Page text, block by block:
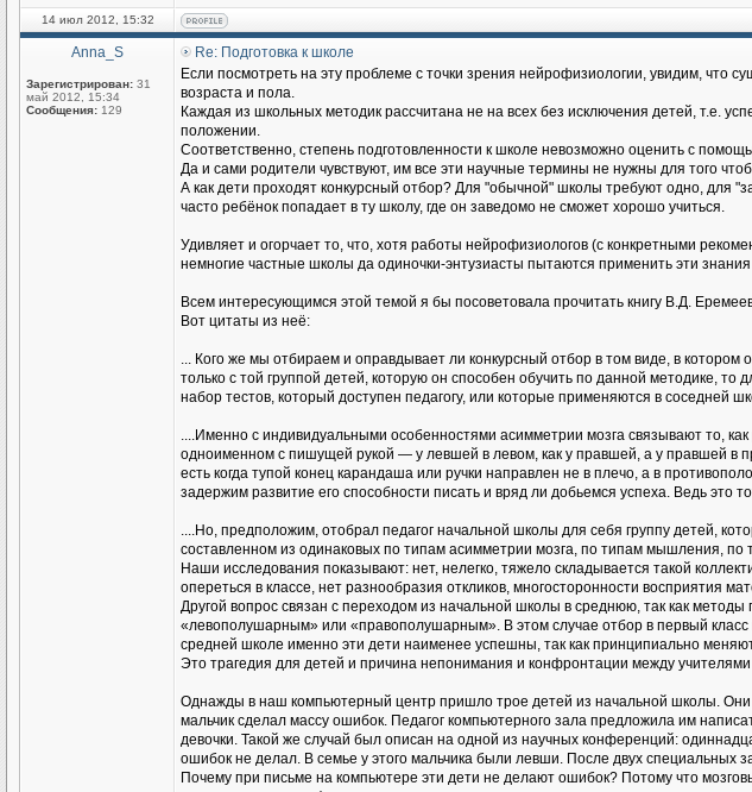
14 июл 2012, 15:32
Anna_S
Зарегистрирован: 31
май 2012, 15:34
Сообщения: 129
Re: Подготовка к школе
Если посмотреть на эту проблемe с точки зрения нейрофизиологии, увидим, что
возраста и пола.
Каждая из школьных методик рассчитана не на всех без исключения детей, т.е.
положении.
Соответственно, степень подготовленности к школе невозможно оценить с
Да и сами родители чувствуют, им все эти научные термины не нужны для того
А как дети проходят конкурсный отбор? Для "обычной" школы требуют одно, для
часто ребёнок попадает в ту школу, где он заведомо не сможет хорошо учиться.
Удивляет и огорчает то, что, хотя работы нейрофизиологов (с конкретными
немногие частные школы да одиночки-энтузиасты пытаются применить эти знания
Всем интересующимся этой темой я бы посоветовала прочитать книгу В.Д.
Вот цитаты из неё:
... Кого же мы отбираем и оправдывает ли конкурсный отбор в том виде, в
только с той группой детей, которую он способен обучить по данной методике,
набор тестов, который доступен педагогу, или которые применяются в
....Именно с индивидуальными особенностями асимметрии мозга связывают то,
одноименном с пишущей рукой — у левшей в левом, как у правшей, а у правшей в
есть когда тупой конец карандаша или ручки направлен не в плечо, а в
задержим развитие его способности писать и вряд ли добьемся успеха. Ведь
....Но, предположим, отобрал педагог начальной школы для себя группу детей,
составленном из одинаковых по типам асимметрии мозга, по типам мышления, по
Наши исследования показывают: нет, нелегко, тяжело складывается такой
опереться в классе, нет разнообразия откликов, многосторонности восприятия
Другой вопрос связан с переходом из начальной школы в среднюю, так как
«левополушарным» или «правополушарным». В этом случае отбор в первый
средней школе именно эти дети наименее успешны, так как принципиально
Это трагедия для детей и причина непонимания и конфронтации между
Однажды в наш компьютерный центр пришло трое детей из начальной школы. Они
мальчик сделал массу ошибок. Педагог компьютерного зала предложила им
девочки. Такой же случай был описан на одной из научных конференций:
ошибок не делал. В семье у этого мальчика были левши. После двух специальных
Почему при письме на компьютере эти дети не делают ошибок? Потому что